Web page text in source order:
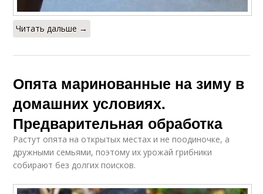
Читать дальше →
Опята маринованные на зиму в
домашних условиях.
Предварительная обработка
Растут опята на открытых местах и не поодиночке, а
дружными семьями, поэтому их урожай грибники
собирают без долгих поисков.